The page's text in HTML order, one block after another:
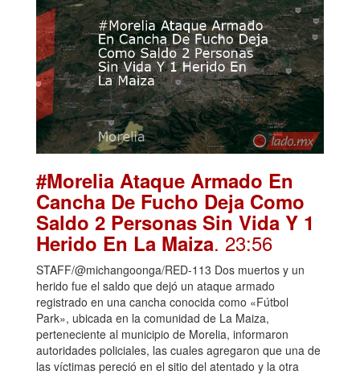
#Morelia Ataque Armado En
Cancha De Fucho Deja Como
Saldo 2 Personas Sin Vida Y 1
Herido En La Maiza. 23:56
STAFF/@michangoonga/RED-113 Dos muertos y un
herido fue el saldo que dejó un ataque armado
registrado en una cancha conocida como «Fútbol
Park», ubicada en la comunidad de La Maiza,
perteneciente al municipio de Morelia, informaron
autoridades policiales, las cuales agregaron que una de
las víctimas pereció en el sitio del atentado y la otra